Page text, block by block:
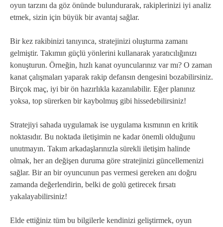
oyun tarzını da göz önünde bulundurarak, rakiplerinizi iyi analiz
etmek, sizin için büyük bir avantaj sağlar.
Bir kez rakibinizi tanıyınca, stratejinizi oluşturma zamanı
gelmiştir. Takımın güçlü yönlerini kullanarak yaratıcılığınızı
konuşturun. Örneğin, hızlı kanat oyuncularınız var mı? O zaman
kanat çalışmaları yaparak rakip defansın dengesini bozabilirsiniz.
Birçok maç, iyi bir ön hazırlıkla kazanılabilir. Eğer planınız
yoksa, top sürerken bir kaybolmuş gibi hissedebilirsiniz!
Stratejiyi sahada uygulamak ise uygulama kısmının en kritik
noktasıdır. Bu noktada iletişimin ne kadar önemli olduğunu
unutmayın. Takım arkadaşlarınızla sürekli iletişim halinde
olmak, her an değişen duruma göre stratejinizi güncellemenizi
sağlar. Bir an bir oyuncunun pas vermesi gereken anı doğru
zamanda değerlendirin, belki de golü getirecek fırsatı
yakalayabilirsiniz!
Elde ettiğiniz tüm bu bilgilerle kendinizi geliştirmek, oyun